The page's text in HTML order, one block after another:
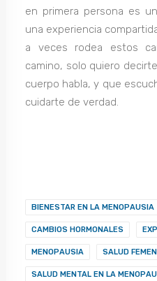
en primera persona es
una experiencia
a veces rodea estos
camino, solo quiero
cuerpo habla, y que
cuidarte de verdad.
BIENESTAR EN LA MENOPAUSIA
CAMBIOS HORMONALES
MENOPAUSIA SALUD
SALUD MENTAL EN LA